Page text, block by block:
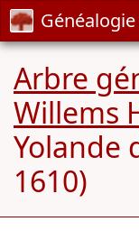
Arbre
Willems
Yolande
1610)